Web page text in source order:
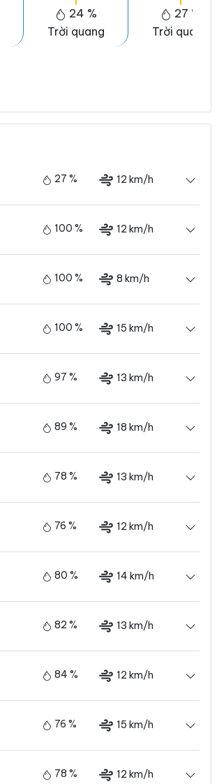
24 %
Trời quang
27 %
Trời quang
27 % 12 km/h
100 % 12 km/h
100 % 8 km/h
100 % 15 km/h
97 % 13 km/h
89 % 18 km/h
78 % 13 km/h
76 % 12 km/h
80 % 14 km/h
82 % 13 km/h
84 % 12 km/h
76 % 15 km/h
78 % 12 km/h